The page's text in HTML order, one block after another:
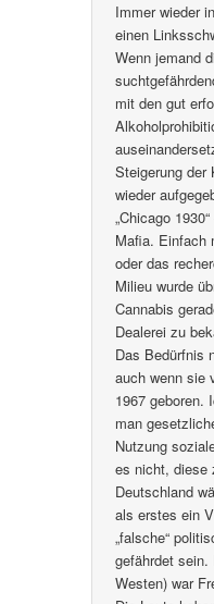
Immer wieder
einen
Wenn jemand
mit den gut
Steigerung der
wieder
„Chicago
Mafia. Einfach
oder das
Milieu wurde
Cannabis
Dealerei zu
Das Bedürfnis
auch wenn sie
1967 geboren.
man
Nutzung
es nicht, diese
Deutschland
als erstes ein
„falsche“
gefährdet
Westen) war